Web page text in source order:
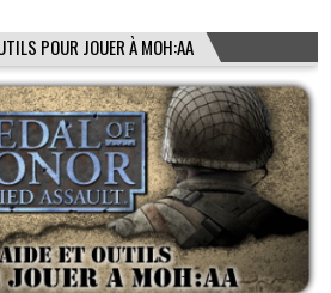
POUR JOUER À MOH:AA